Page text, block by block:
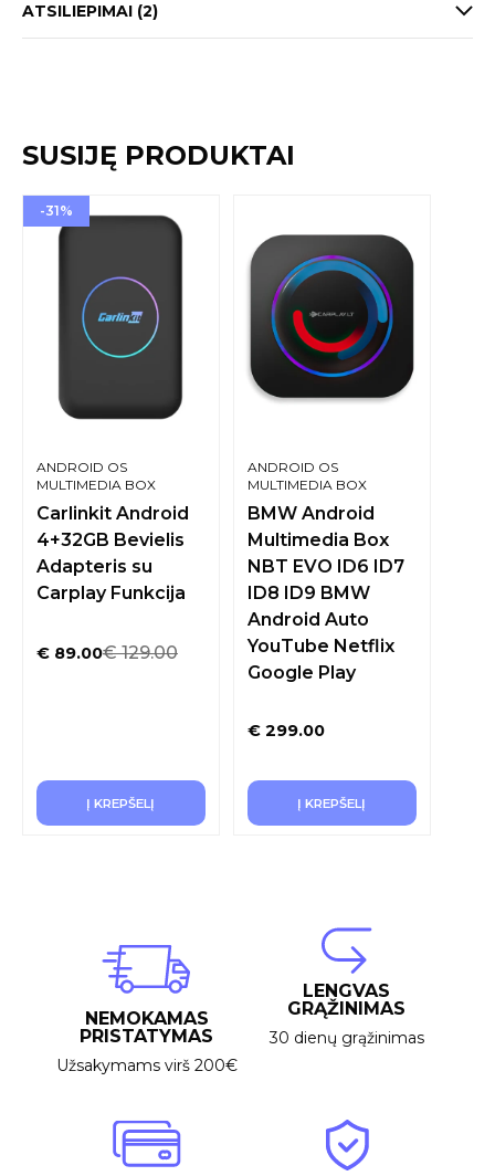
ATSILIEPIMAI (2)
SUSIJĘ PRODUKTAI
-31%
ANDROID OS
MULTIMEDIA BOX
Carlinkit Android
4+32GB Bevielis
Adapteris su
Carplay Funkcija
€129.00
€ 89.00
Į KREPŠELĮ
ANDROID OS
MULTIMEDIA BOX
BMW Android
Multimedia Box
NBT EVO ID6 ID7
ID8 ID9 BMW
Android Auto
YouTube Netflix
Google Play
€299.00
Į KREPŠELĮ
NEMOKAMAS
PRISTATYMAS
Užsakymams virš 200€
LENGVAS
GRĄŽINIMAS
30 dienų grąžinimas